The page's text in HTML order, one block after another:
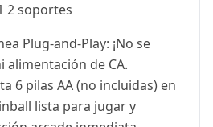
2 soportes
Plug-and-Play: ¡No se
alimentación de CA.
6 pilas AA (no incluidas) en
lista para jugar y